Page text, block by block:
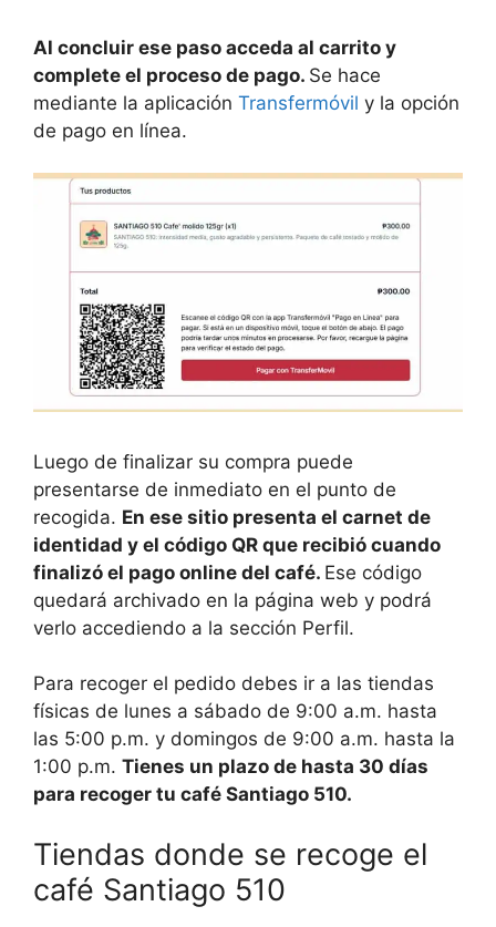
Al concluir ese paso acceda al carrito y
complete el proceso de pago. Se hace
mediante la aplicación Transfermóvil y la opción
de pago en línea.
Luego de finalizar su compra puede
presentarse de inmediato en el punto de
recogida. En ese sitio presenta el carnet de
identidad y el código QR que recibió cuando
finalizó el pago online del café. Ese código
quedará archivado en la página web y podrá
verlo accediendo a la sección Perfil.
Para recoger el pedido debes ir a las tiendas
físicas de lunes a sábado de 9:00 a.m. hasta
las 5:00 p.m. y domingos de 9:00 a.m. hasta la
1:00 p.m. Tienes un plazo de hasta 30 días
para recoger tu café Santiago 510.
Tiendas donde se recoge el
café Santiago 510